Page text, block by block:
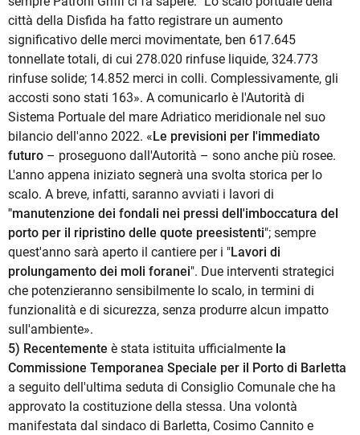
città della Disfida ha fatto registrare un aumento
significativo delle merci movimentate, ben 617.645
tonnellate totali, di cui 278.020 rinfuse liquide, 324.773
rinfuse solide; 14.852 merci in colli. Complessivamente, gli
accosti sono stati 163». A comunicarlo è l'Autorità di
Sistema Portuale del mare Adriatico meridionale nel suo
bilancio dell'anno 2022. «Le previsioni per l'immediato
futuro – proseguono dall'Autorità – sono anche più rosee.
L'anno appena iniziato segnerà una svolta storica per lo
scalo. A breve, infatti, saranno avviati i lavori di
"manutenzione dei fondali nei pressi dell'imboccatura del
porto per il ripristino delle quote preesistenti"; sempre
quest'anno sarà aperto il cantiere per i "Lavori di
prolungamento dei moli foranei". Due interventi strategici
che potenzieranno sensibilmente lo scalo, in termini di
funzionalità e di sicurezza, senza produrre alcun impatto
sull'ambiente».
5) Recentemente è stata istituita ufficialmente la
Commissione Temporanea Speciale per il Porto di Barletta
a seguito dell'ultima seduta di Consiglio Comunale che ha
approvato la costituzione della stessa. Una volontà
manifestata dal sindaco di Barletta, Cosimo Cannito e